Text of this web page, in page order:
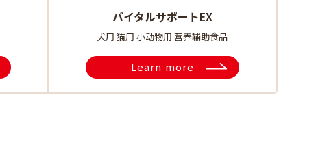
バイタルサポートEX
犬用 猫用 小动物用 营养辅助食品
Learn more